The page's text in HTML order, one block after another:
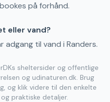
på forhånd.
eller vand?
adgang til vand i Randers.
sheltersider og offentlige
og udinaturen.dk. Brug
og klik videre til den enkelte
praktiske detaljer.